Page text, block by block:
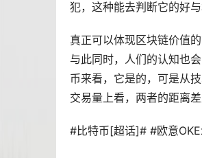
犯，这种能去判断它的好
真正可以体现区块链价值
与此同时，人们的认知也
币来看，它是的，可是从
交易量上看，两者的距离
#比特币[超话]# #欧意